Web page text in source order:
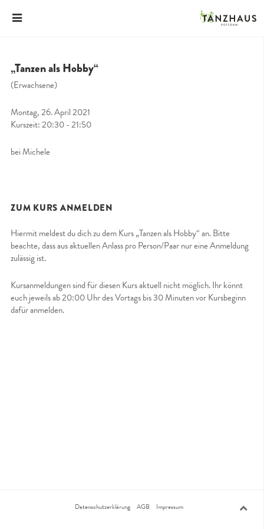
„Tanzen als Hobby“
(Erwachsene)
Montag, 26. April 2021
Kurszeit: 20:30 - 21:50
bei Michele
ZUM KURS ANMELDEN
Hiermit meldest du dich zu dem Kurs „Tanzen als Hobby“ an. Bitte
beachte, dass aus aktuellen Anlass pro Person/Paar nur eine Anmeldung
zulässig ist.
Kursanmeldungen sind für diesen Kurs aktuell nicht möglich. Ihr könnt
euch jeweils ab 20:00 Uhr des Vortags bis 30 Minuten vor Kursbeginn
dafür anmelden.
Datenschutzerklärung AGB Impressum